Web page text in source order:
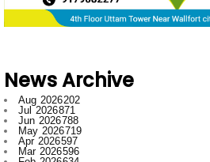
News Archive
Jun 2026
788
May 2026719
Apr 2026597
Mar 2026596
Feb 2026634
Jan 2026749
Dec 2025697
Nov 2025592
Oct 2025546